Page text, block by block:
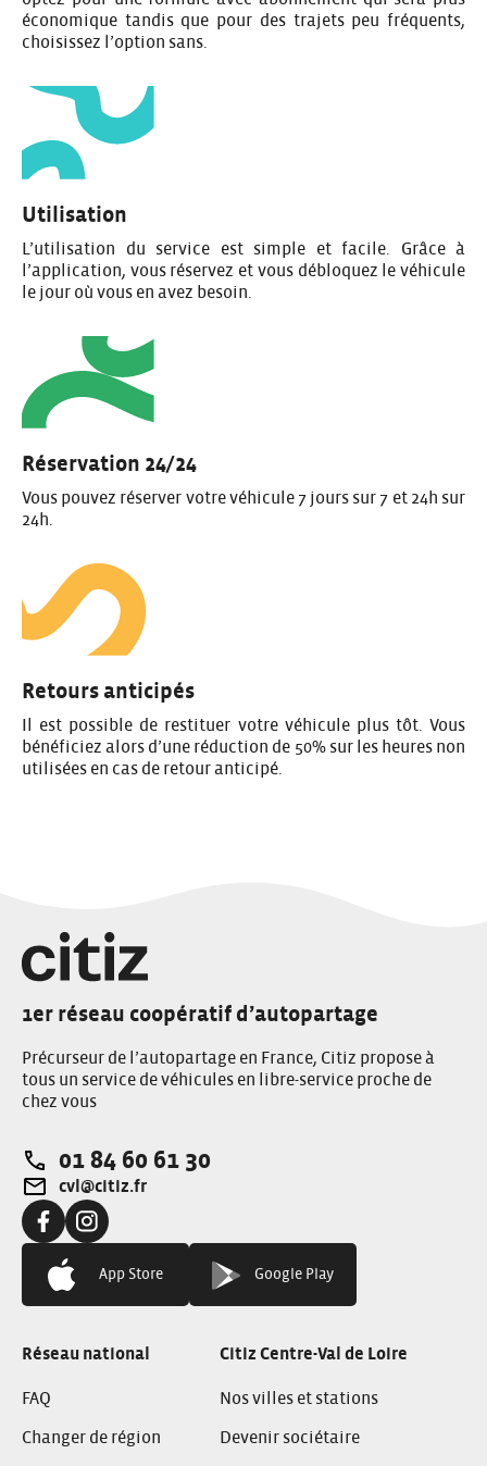
économique tandis que pour des trajets peu fréquents,
choisissez l’option sans.
Utilisation
L’utilisation du service est simple et facile. Grâce à
l’application, vous réservez et vous débloquez le véhicule
le jour où vous en avez besoin.
Réservation 24/24
Vous pouvez réserver votre véhicule 7 jours sur 7 et 24h sur
24h.
Retours anticipés
Il est possible de restituer votre véhicule plus tôt. Vous
bénéficiez alors d’une réduction de 50% sur les heures non
utilisées en cas de retour anticipé.
1er réseau coopératif d’autopartage
Précurseur de l’autopartage en France, Citiz propose à
tous un service de véhicules en libre-service proche de
chez vous
Téléphone:
01 84 60 61 30
Adresse e-mail:
cvl@citiz.fr
Facebook:Instagram:
App Store Google Play
Réseau national
FAQ
Changer de région
Citiz Centre-Val de Loire
Nos villes et stations
Devenir sociétaire